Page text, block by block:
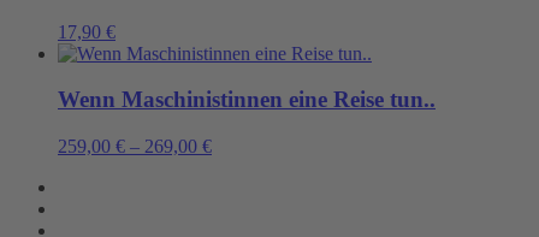
17,90 €
Wenn Maschinistinnen eine Reise tun..
259,00 € – 269,00 €